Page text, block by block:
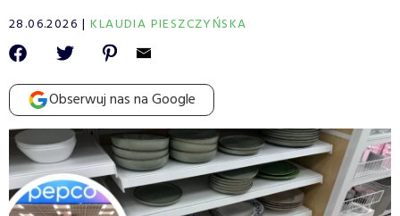
28.06.2026 KLAUDIA PIESZCZYŃSKA
Obserwuj nas na Google